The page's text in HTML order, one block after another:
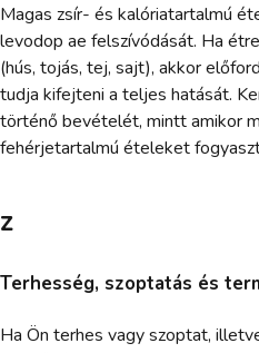
Magas zsír- és kalóriatartalmú
levodop ae felszívódását. Ha
(hús, tojás, tej, sajt), akkor
tudja kifejteni a teljes hatását.
történő bevételét, mintt amikor
fehérjetartalmú ételeket
z
Terhesség, szoptatás és
Ha Ön terhes vagy szoptat,